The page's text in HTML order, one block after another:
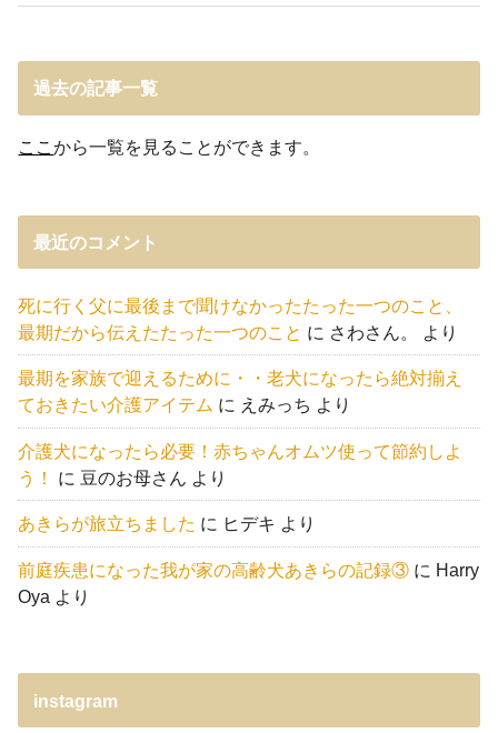
過去の記事一覧
ここから一覧を見ることができます。
最近のコメント
死に行く父に最後まで聞けなかったたった一つのこと、
最期だから伝えたたった一つのこと に さわさん。 より
最期を家族で迎えるために・・老犬になったら絶対揃え
ておきたい介護アイテム に えみっち より
介護犬になったら必要！赤ちゃんオムツ使って節約しよ
う！
に 豆のお母さん より
あきらが旅立ちました に ヒデキ より
前庭疾患になった我が家の高齢犬あきらの記録③ に Harry
Oya より
instagram